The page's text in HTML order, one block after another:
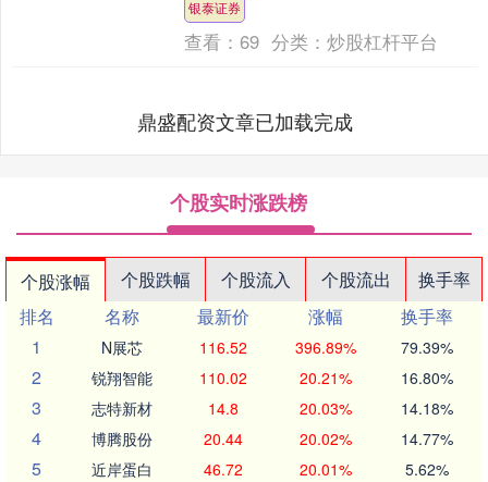
——安康市....
银泰证券
查看：69 分类：炒股杠杆平台
鼎盛配资文章已加载完成
个股实时涨跌榜
个股涨幅 个股跌幅 个股流入 个股流出
换手率
排名
名称 最新价 涨幅
换手率
1
N展芯 116.52 396.89% 79.39%
2 锐翔智能 110.02 20.21% 16.80%
3 志特新材 14.8 20.03% 14.18%
4 博腾股份 20.44 20.02% 14.77%
5 近岸蛋白 46.72 20.01% 5.62%